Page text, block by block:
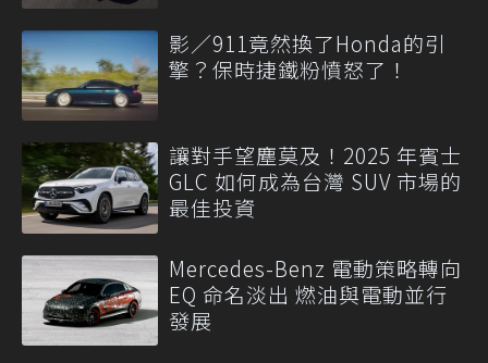
影／911竟然換了Honda的引
擎？保時捷鐵粉憤怒了！
讓對手望塵莫及！2025 年賓士
GLC 如何成為台灣 SUV 市場的
最佳投資
Mercedes-Benz 電動策略轉向
EQ 命名淡出 燃油與電動並行
發展